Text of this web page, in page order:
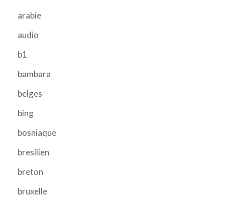
arabie
audio
b1
bambara
belges
bing
bosniaque
bresilien
breton
bruxelle